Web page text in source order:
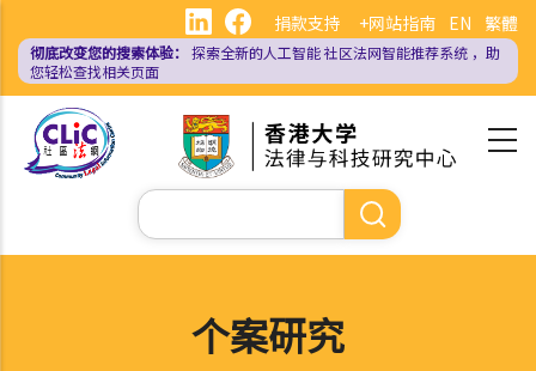
主
EN 繁體
捐款支持 +网站指南
彻底改变您的搜索体验： 探索全新的人工智能社区法网智能推荐系统 ，助
您轻松查找相关页面
搜
索
个案研究